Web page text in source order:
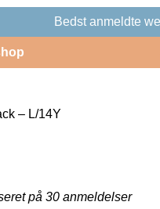
Bedst anmeldte
– L/14Y
på 30 anmeldelser